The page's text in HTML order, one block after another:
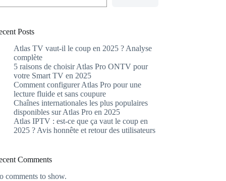
Posts
Atlas TV vaut-il le coup en 2025 ? Analyse
complète
5 raisons de choisir Atlas Pro ONTV pour
votre Smart TV en 2025
Comment configurer Atlas Pro pour une
lecture fluide et sans coupure
Chaînes internationales les plus populaires
disponibles sur Atlas Pro en 2025
Atlas IPTV : est-ce que ça vaut le coup en
2025 ? Avis honnête et retour des utilisateurs
Comments
comments to show.